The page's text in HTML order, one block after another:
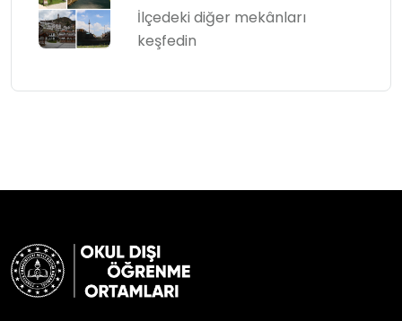
İlçedeki diğer mekânları
keşfedin